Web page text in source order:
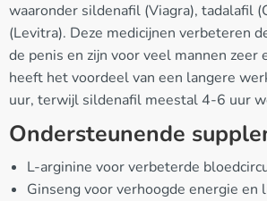
waaronder sildenafil (Viagra), tadalafil
(Levitra). Deze medicijnen verbeteren
de penis en zijn voor veel mannen zeer
heeft het voordeel van een langere
uur, terwijl sildenafil meestal 4-6 uur
Ondersteunende
L-arginine voor verbeterde
Ginseng voor verhoogde energie en